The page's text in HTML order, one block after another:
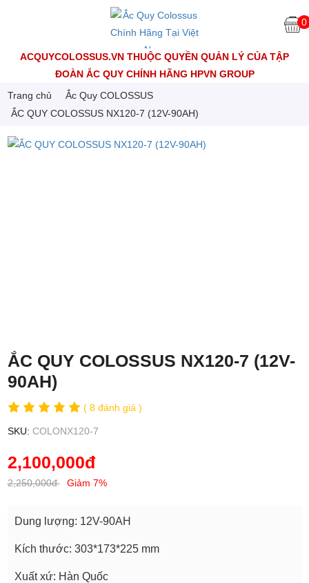
0
ACQUYCOLOSSUS.VN THUỘC QUYỀN QUẢN LÝ CỦA TẬP
ĐOÀN ẮC QUY CHÍNH HÃNG HPVN GROUP
Trang chủ
Ắc Quy COLOSSUS
ẮC QUY COLOSSUS NX120-7 (12V-90AH)
ẮC QUY COLOSSUS NX120-7 (12V-
90AH)
( 8 đánh giá )
SKU: COLONX120-7
2,100,000đ
2,250,000đ Giảm 7%
Dung lượng: 12V-90AH
Kích thước: 303*173*225 mm
Xuất xứ: Hàn Quốc